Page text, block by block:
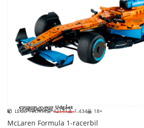
Udgået
LEGO Technic 42141 1.434 18+
McLaren Formula 1-racerbil